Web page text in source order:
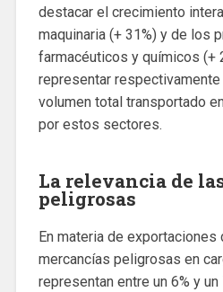
destacar el crecimiento
maquinaria (+ 31%) y de los
farmacéuticos y químicos (+
representar respectivamente
volumen total transportado
por estos sectores.
La relevancia de
peligrosas
En materia de
mercancías peligrosas en
representan entre un 6% y